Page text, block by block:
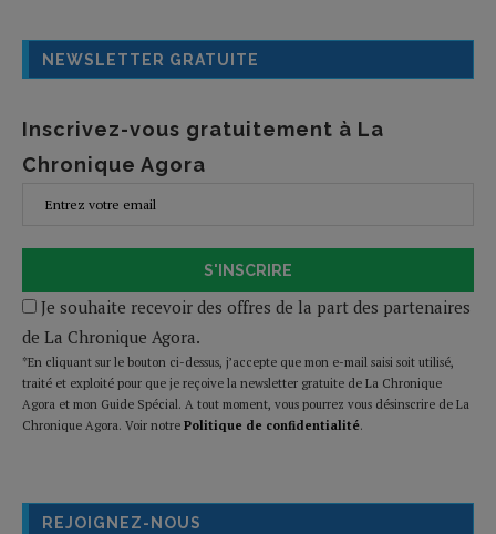
NEWSLETTER GRATUITE
Inscrivez-vous gratuitement à La
Chronique Agora
S'INSCRIRE
Je souhaite recevoir des offres de la part des partenaires
de La Chronique Agora.
*En cliquant sur le bouton ci-dessus, j’accepte que mon e-mail saisi soit utilisé,
traité et exploité pour que je reçoive la newsletter gratuite de La Chronique
Agora et mon Guide Spécial. A tout moment, vous pourrez vous désinscrire de La
Chronique Agora. Voir notre Politique de confidentialité.
REJOIGNEZ-NOUS